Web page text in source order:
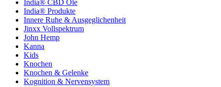
India® CBD Öle
India® Produkte
Innere Ruhe & Ausgeglichenheit
Jinxx Vollspektrum
John Hemp
Kanna
Kids
Knochen
Knochen & Gelenke
Kognition & Nervensystem